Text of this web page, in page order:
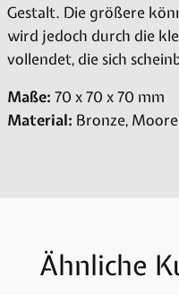
Gestalt. Die größere
wird jedoch durch die
vollendet, die sich
Maße: 70 x 70 x 70 mm
Material: Bronze,
Ähnliche